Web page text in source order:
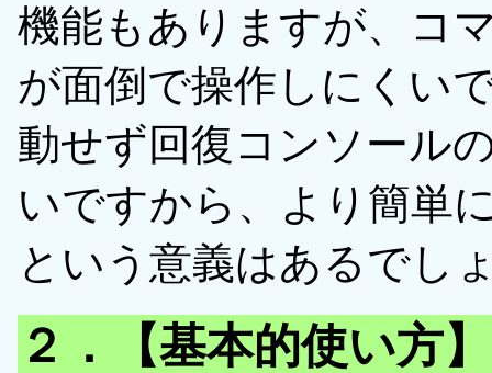
機能もありますが、コ
が面倒で操作しにくい
動せず回復コンソール
いですから、より簡単
という意義はあるでし
２．【基本的使い方】